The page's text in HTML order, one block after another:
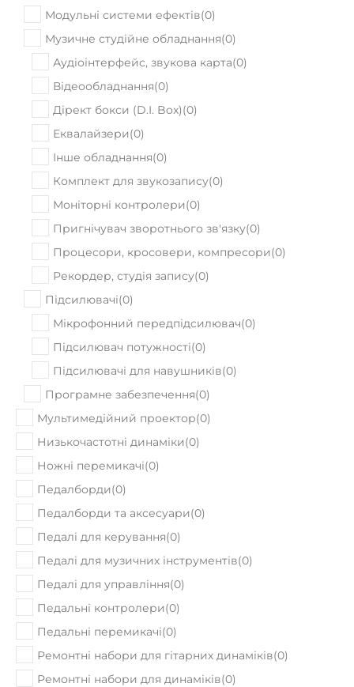
Модульні системи ефектів(0)
Музичне студійне обладнання(0)
Аудіоінтерфейс, звукова карта(0)
Відеообладнання(0)
Дірект бокси (D.I. Box)(0)
Еквалайзери(0)
Інше обладнання(0)
Комплект для звукозапису(0)
Моніторні контролери(0)
Пригнічувач зворотнього зв'язку(0)
Процесори, кросовери, компресори(0)
Рекордер, студія запису(0)
Підсилювачі(0)
Мікрофонний передпідсилювач(0)
Підсилювач потужності(0)
Підсилювачі для навушників(0)
Програмне забезпечення(0)
Мультимедійний проектор(0)
Низькочастотні динаміки(0)
Ножні перемикачі(0)
Педалборди(0)
Педалборди та аксесуари(0)
Педалі для керування(0)
Педалі для музичних інструментів(0)
Педалі для управління(0)
Педальні контролери(0)
Педальні перемикачі(0)
Ремонтні набори для гітарних динаміків(0)
Ремонтні набори для динаміків(0)